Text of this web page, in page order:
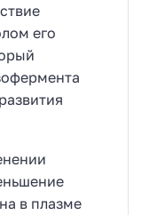
его
в плазме